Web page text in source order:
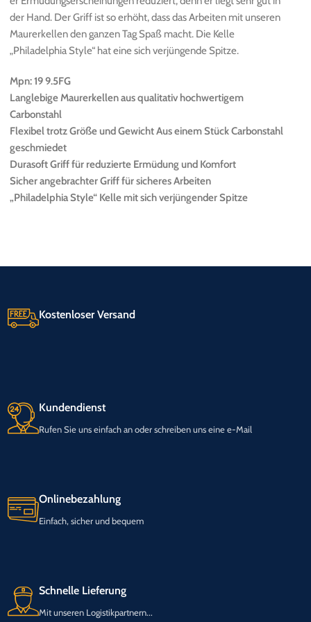
der Hand. Der Griff ist so erhöht, dass das Arbeiten mit unseren
Maurerkellen den ganzen Tag Spaß macht. Die Kelle
„Philadelphia Style“ hat eine sich verjüngende Spitze.
Mpn: 19 9.5FG
Langlebige Maurerkellen aus qualitativ hochwertigem
Carbonstahl
Flexibel trotz Größe und Gewicht Aus einem Stück Carbonstahl
geschmiedet
Durasoft Griff für reduzierte Ermüdung und Komfort
Sicher angebrachter Griff für sicheres Arbeiten
„Philadelphia Style“ Kelle mit sich verjüngender Spitze
Kostenloser Versand
Kundendienst
Rufen Sie uns einfach an oder schreiben uns eine e-Mail
Onlinebezahlung
Einfach, sicher und bequem
Schnelle Lieferung
Mit unseren Logistikpartnern...